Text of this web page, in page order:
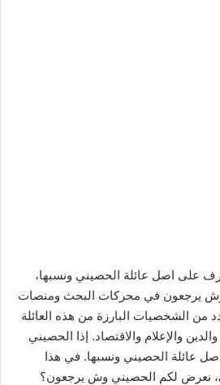
على اصل عائلة الحصيني ونسبها،
يرجعون في محركات البحث ومنصات
من الشخصيات البارزة من هذه العائلة
والإعلام والاقتصاد. إذا الحصيني
عائلة الحصيني ونسبها. في هذا
، نعرض لكم الحصيني وش يرجعون؟